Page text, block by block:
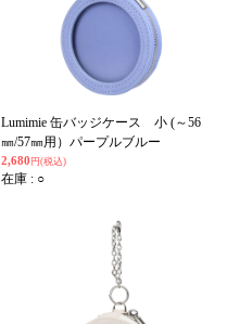
Lumimie 缶バッジケース 小 (～56
㎜/57㎜用）パープルブルー
2,680 円(税込)
在庫 : ○